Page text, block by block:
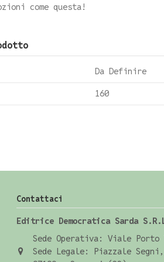
come questa!
Da Definire
160
Contattaci
Editrice Democratica Sarda
Sede Operativa: Viale Porto
Sede Legale: Piazzale